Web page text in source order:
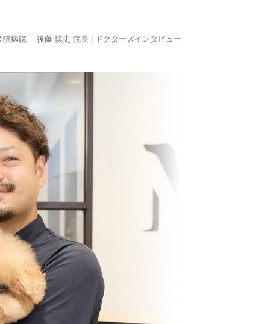
猫病院 後藤 慎史 院長 | ドクターズインタビュー